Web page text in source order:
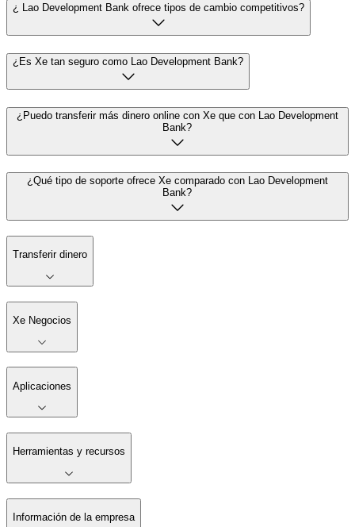
¿ Lao Development Bank ofrece tipos de cambio competitivos?
¿Es Xe tan seguro como Lao Development Bank?
¿Puedo transferir más dinero online con Xe que con Lao Development
Bank?
¿Qué tipo de soporte ofrece Xe comparado con Lao Development
Bank?
Transferir dinero
Xe Negocios
Aplicaciones
Herramientas y recursos
Información de la empresa